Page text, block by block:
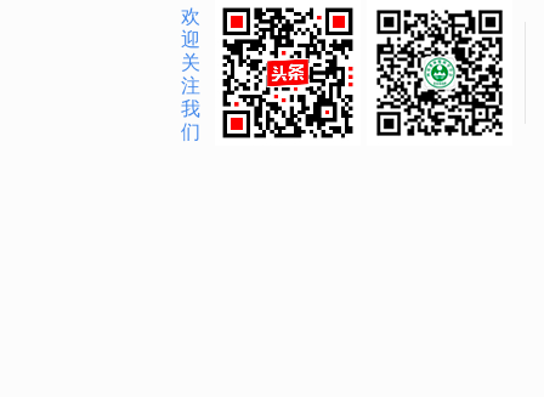
欢
迎
关
注
我
们